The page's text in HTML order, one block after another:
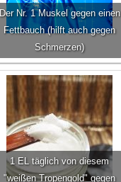
Der Nr. 1 Muskel gegen einen
Fettbauch (hilft auch gegen
Schmerzen)
1 EL täglich von diesem
"weißen Tropengold" gegen